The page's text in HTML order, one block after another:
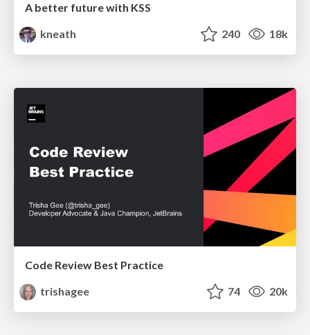
A better future with KSS
kneath
240 18k
Code Review Best Practice
trishagee
74 20k